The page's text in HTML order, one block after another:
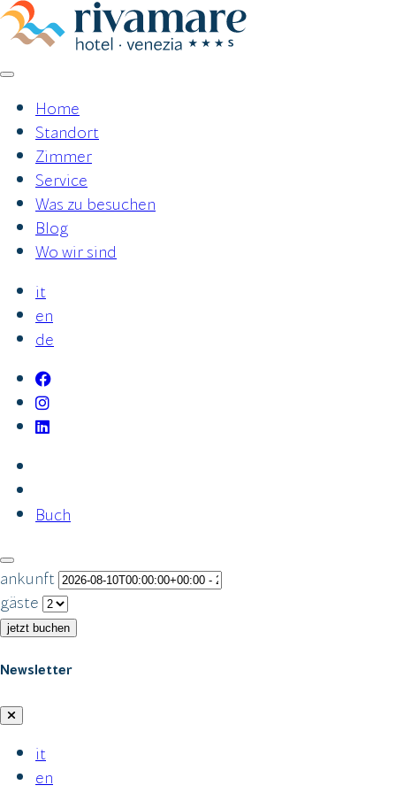
Zum
Inhalt
Home
Standort
Zimmer
Service
Was zu besuchen
Blog
Wo wir sind
it
en
de
Buch
ankunft
gäste
jetzt buchen
Newsletter
it
en